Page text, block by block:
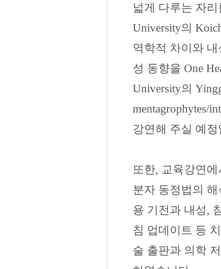
넓게 다루는 자
University의
역학적 차이와
성 동향을 One
University의
mentagrophytes/
강연해 주실 예
또한, 교육강연
분자 동정법의
용 기전과 내성,
침 업데이트 등
술 출판과 의학